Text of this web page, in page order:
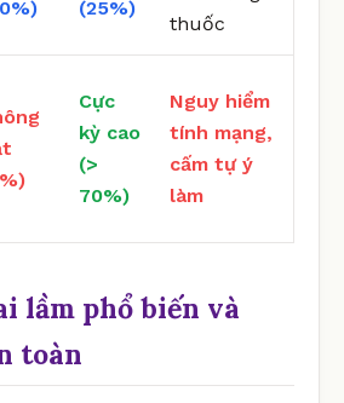
(25%)
thuốc
Cực
kỳ cao
(>
70%)
Nguy hiểm
tính mạng,
cấm tự ý
làm
lầm phổ biến và
toàn